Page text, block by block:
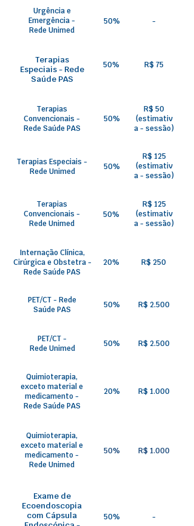
Urgência e
Emergência -
Rede Unimed
50% -
Terapias
Especiais - Rede
Saúde PAS
50% R$ 75
Terapias
Convencionais -
Rede Saúde PAS
50%
R$ 50
(estimativ
a - sessão)
Terapias Especiais -
Rede Unimed
50%
R$ 125
(estimativ
a - sessão)
Terapias
Convencionais -
Rede Unimed
50%
R$ 125
(estimativ
a - sessão)
Internação Clínica,
Cirúrgica e Obstetra -
Rede Saúde PAS
20% R$ 250
PET/CT - Rede
Saúde PAS
50% R$ 2.500
PET/CT -
Rede Unimed
50% R$ 2.500
Quimioterapia,
exceto material e
medicamento -
Rede Saúde PAS
20% R$ 1.000
Quimioterapia,
exceto material e
medicamento -
Rede Unimed
50% R$ 1.000
Exame de
Ecoendoscopia
com Cápsula
50% -